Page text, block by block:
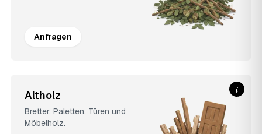
Anfragen
Altholz
Bretter, Paletten, Türen und
Möbelholz.
i